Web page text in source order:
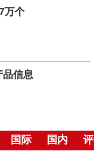
万个
品信息
国际 国内